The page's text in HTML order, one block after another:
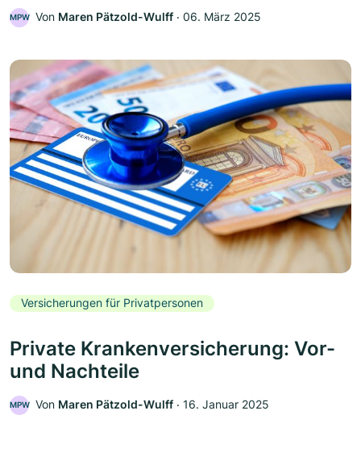
MPW Von Maren Pätzold-Wulff ‧ 06. März 2025
Versicherungen für Privatpersonen
Private Krankenversicherung: Vor-
und Nachteile
MPW Von Maren Pätzold-Wulff ‧ 16. Januar 2025